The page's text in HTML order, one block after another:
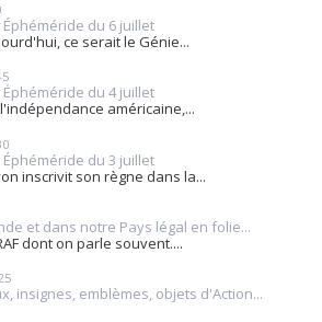
Éphéméride du 6 juillet
ce serait le Génie...
Éphéméride du 4 juillet
américaine,...
Éphéméride du 3 juillet
inscrivit son règne dans la...
et dans notre Pays légal en folie...
dont on parle souvent....
insignes, emblèmes, objets d'Action...